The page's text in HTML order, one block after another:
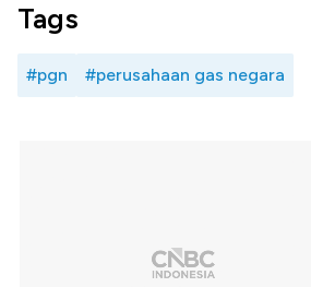
Tags
#pgn #perusahaan gas negara